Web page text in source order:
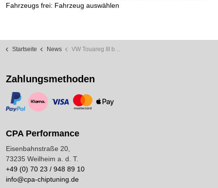
Fahrzeugs frei: Fahrzeug auswählen
Startseite News VW Touareg III bei CPA Performance
Zahlungsmethoden
CPA Performance
Eisenbahnstraße 20,
73235 Weilheim a. d. T.
+49 (0) 70 23 / 948 89 10
info@cpa-chiptuning.de